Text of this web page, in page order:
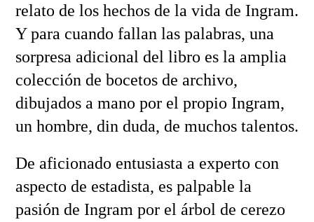
relato de los hechos de la vida de Ingram.
Y para cuando fallan las palabras, una
sorpresa adicional del libro es la amplia
colección de bocetos de archivo,
dibujados a mano por el propio Ingram,
un hombre, din duda, de muchos talentos.
De aficionado entusiasta a experto con
aspecto de estadista, es palpable la
pasión de Ingram por el árbol de cerezo